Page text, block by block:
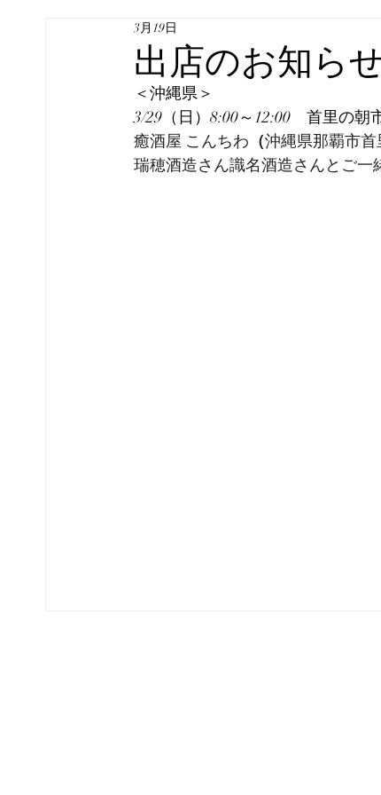
出店のお知ら
3月19日
＜沖縄県＞
3/29（日）8:00～12:00　首里の朝
癒酒屋 こんちわ （沖縄県那覇市
瑞穂酒造さん識名酒造さんとご一